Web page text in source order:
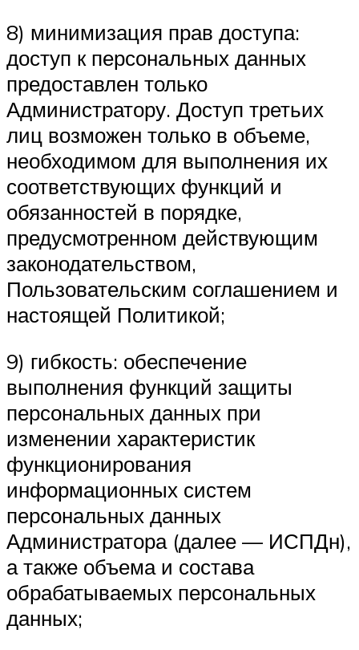
8) минимизация прав доступа:
доступ к персональных данных
предоставлен только
Администратору. Доступ третьих
лиц возможен только в объеме,
необходимом для выполнения их
соответствующих функций и
обязанностей в порядке,
предусмотренном действующим
законодательством,
Пользовательским соглашением и
настоящей Политикой;
9) гибкость: обеспечение
выполнения функций защиты
персональных данных при
изменении характеристик
функционирования
информационных систем
персональных данных
Администратора (далее — ИСПДн),
а также объема и состава
обрабатываемых персональных
данных;